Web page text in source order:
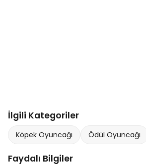
İlgili Kategoriler
Köpek Oyuncağı Ödül Oyuncağı
Faydalı Bilgiler